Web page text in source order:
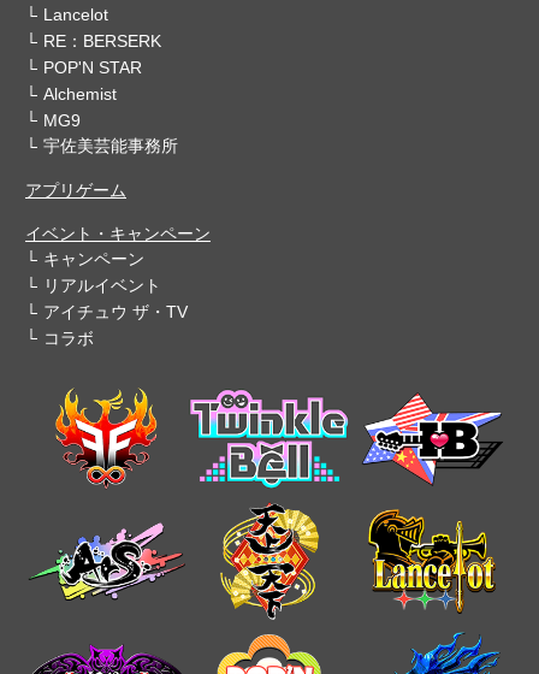
Lancelot
RE：BERSERK
POP'N STAR
Alchemist
MG9
宇佐美芸能事務所
アプリゲーム
イベント・キャンペーン
キャンペーン
リアルイベント
アイチュウ ザ・TV
コラボ